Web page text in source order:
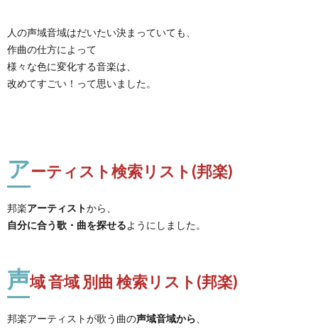
人の声域音域はだいたい決まっていても、
作曲の仕方によって
様々な色に変化する音楽は、
改めてすごい！って思いました。
アーティスト検索リスト(邦楽)
邦楽アーティストから、
自分に合う歌・曲を探せるようにしました。
声域 音域 別曲 検索リスト(邦楽)
邦楽アーティストが歌う曲の声域音域から